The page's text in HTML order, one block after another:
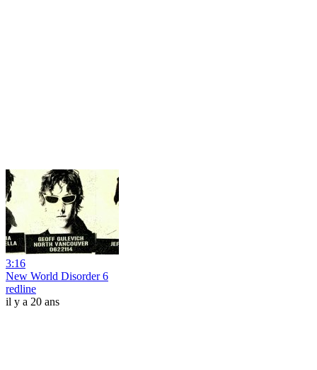
3:16
New World Disorder 6
redline
il y a 20 ans